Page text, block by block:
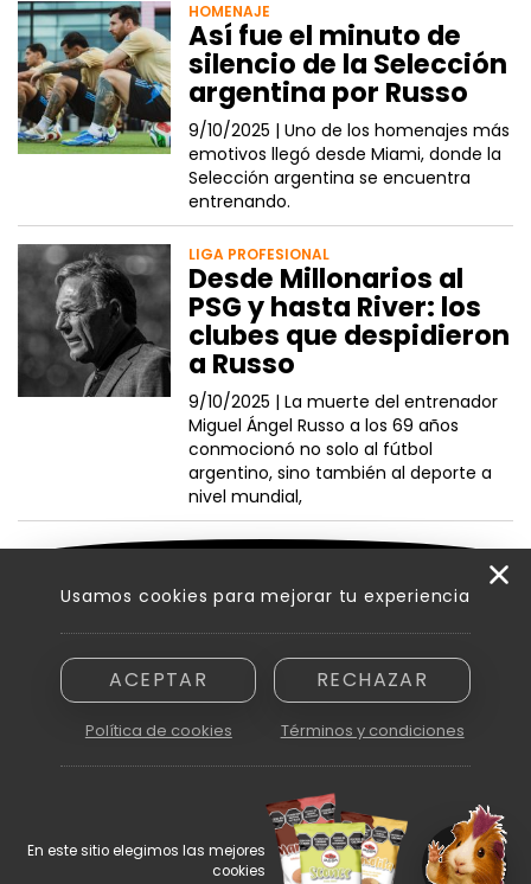
HOMENAJE
Así fue el minuto de
silencio de la Selección
argentina por Russo
9/10/2025 |Uno de los homenajes más
emotivos llegó desde Miami, donde la
Selección argentina se encuentra
entrenando.
LIGA PROFESIONAL
Desde Millonarios al
PSG y hasta River: los
clubes que despidieron
a Russo
9/10/2025 |La muerte del entrenador
Miguel Ángel Russo a los 69 años
conmocionó no solo al fútbol
argentino, sino también al deporte a
nivel mundial,
Razón social: Innovamedia S. A. - CUIT asignada: 30-71894810-6
Domicilio: Peatonal Sarmiento 250, piso 6.º, oficina B - Ciudad de
Usamos cookies para mejorar tu experiencia
ACEPTAR RECHAZAR
Política de cookies Términos y condiciones
En este sitio elegimos las mejores
cookies